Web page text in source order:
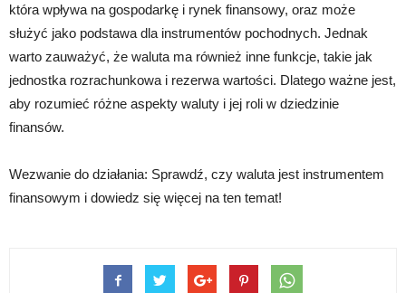
która wpływa na gospodarkę i rynek finansowy, oraz może
służyć jako podstawa dla instrumentów pochodnych. Jednak
warto zauważyć, że waluta ma również inne funkcje, takie jak
jednostka rozrachunkowa i rezerwa wartości. Dlatego ważne jest,
aby rozumieć różne aspekty waluty i jej roli w dziedzinie
finansów.
Wezwanie do działania: Sprawdź, czy waluta jest instrumentem
finansowym i dowiedz się więcej na ten temat!